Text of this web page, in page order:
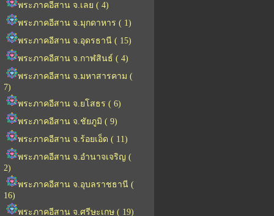
พระภาคอีสาน จ.เลย ( 4)
พระภาคอีสาน จ.มุกดาหาร ( 1)
พระภาคอีสาน จ.อุดรธานี ( 15)
พระภาคอีสาน จ.กาฬสินธ์ ( 4)
พระภาคอีสาน จ.มหาสารคาม (
7)
พระภาคอีสาน จ.ยโสธร ( 6)
พระภาคอีสาน จ.ชัยภูมิ ( 9)
พระภาคอีสาน จ.ร้อยเอ็ด ( 11)
พระภาคอีสาน จ.อำนาจเจริญ (
2)
พระภาคอีสาน จ.อุบลราชธานี (
16)
พระภาคอีสาน จ.ศรีษะเกษ ( 19)